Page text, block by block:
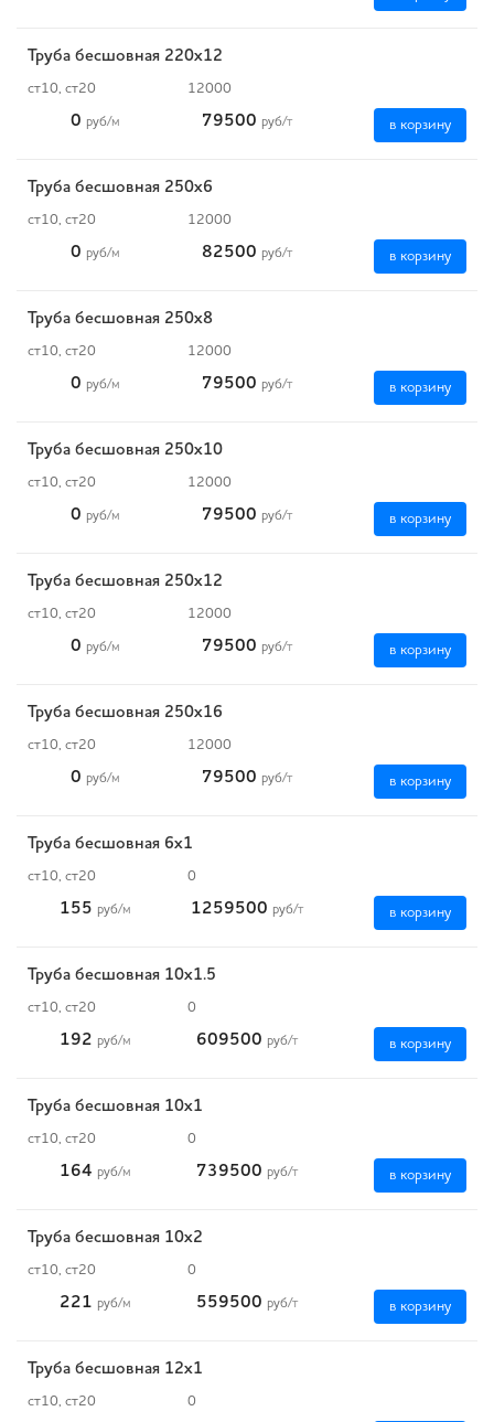
Труба бесшовная 220х12
ст10, ст20 12000
0 руб/м 79500 руб/т в корзину
Труба бесшовная 250х6
ст10, ст20 12000
0 руб/м 82500 руб/т в корзину
Труба бесшовная 250х8
ст10, ст20 12000
0 руб/м 79500 руб/т в корзину
Труба бесшовная 250х10
ст10, ст20 12000
0 руб/м 79500 руб/т в корзину
Труба бесшовная 250х12
ст10, ст20 12000
0 руб/м 79500 руб/т в корзину
Труба бесшовная 250х16
ст10, ст20 12000
0 руб/м 79500 руб/т в корзину
Труба бесшовная 6х1
ст10, ст20 0
155 руб/м 1259500 руб/т в корзину
Труба бесшовная 10х1.5
ст10, ст20 0
192 руб/м 609500 руб/т в корзину
Труба бесшовная 10х1
ст10, ст20 0
164 руб/м 739500 руб/т в корзину
Труба бесшовная 10х2
ст10, ст20 0
221 руб/м 559500 руб/т в корзину
Труба бесшовная 12х1
ст10, ст20 0